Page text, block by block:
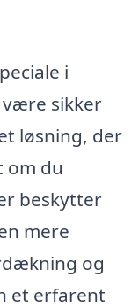
i
være sikker
løsning, der
om du
beskytter
mere
og
et erfarent